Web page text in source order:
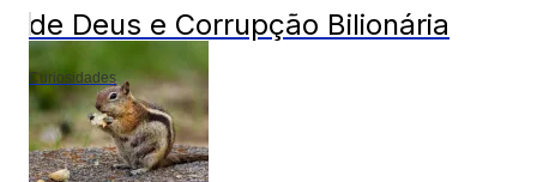
de Deus e Corrupção Bilionária
Curiosidades